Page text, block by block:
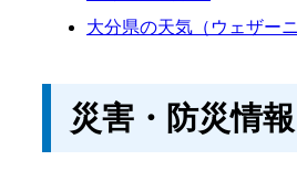
大分県の天気（ウェザーニ
災害・防災情報